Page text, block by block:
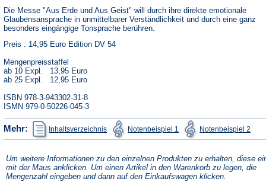
Die Messe "Aus Erde und Aus Geist" will durch ihre direkte emotionale
Glaubensansprache in unmittelbarer Verständlichkeit und durch eine ganz
besonders eingängige Tonsprache berühren.
Preis : 14,95 Euro Edition DV 54
Mengenpreisstaffel
ab 10 Expl. 13,95 Euro
ab 25 Expl. 12,95 Euro
ISBN 978-3-943302-31-8
ISMN 979-0-50226-045-3
Mehr: Inhaltsverzeichnis
(Öffnet
in
einem
Tab)
Notenbeispiel 1
(Öffnet
in
einem
Tab)
Notenbeispiel 2in
Tab)
Um weitere Informationen zu den einzelnen Produkten zu erhalten, diese
mit der Maus anklicken. Um einen Artikel in den Warenkorb zu legen, die
Mengenzahl eingeben und dann auf den Einkaufswagen klicken.